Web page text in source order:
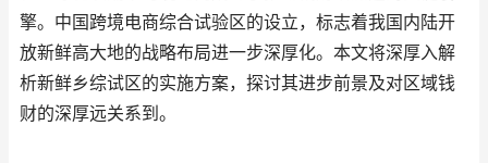
擎。中国跨境电商综合试验区的设立，标志着我国内陆开
放新鲜高大地的战略布局进一步深厚化。本文将深厚入解
析新鲜乡综试区的实施方案，探讨其进步前景及对区域钱
财的深厚远关系到。